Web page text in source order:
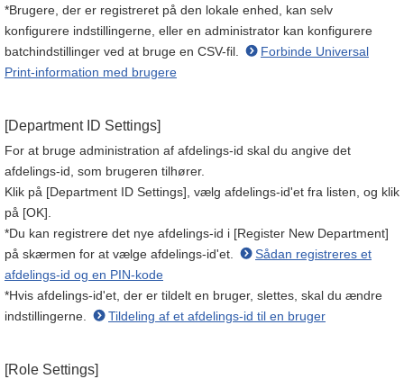
*Brugere, der er registreret på den lokale enhed, kan selv
konfigurere indstillingerne, eller en administrator kan konfigurere
batchindstillinger ved at bruge en CSV-fil.
Forbinde Universal
Print-information med brugere
[Department ID Settings]
For at bruge administration af afdelings-id skal du angive det
afdelings-id, som brugeren tilhører.
Klik på [Department ID Settings], vælg afdelings-id'et fra listen, og klik
på [OK].
*Du kan registrere det nye afdelings-id i [Register New Department]
på skærmen for at vælge afdelings-id'et.
Sådan registreres et
afdelings-id og en PIN-kode
*Hvis afdelings-id'et, der er tildelt en bruger, slettes, skal du ændre
indstillingerne.
Tildeling af et afdelings-id til en bruger
[Role Settings]